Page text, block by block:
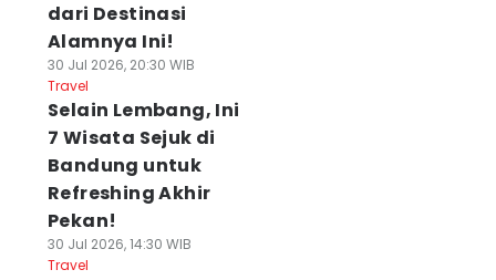
dari Destinasi
Alamnya Ini!
30 Jul 2026, 20:30 WIB
Travel
Selain Lembang, Ini
7 Wisata Sejuk di
Bandung untuk
Refreshing Akhir
Pekan!
30 Jul 2026, 14:30 WIB
Travel